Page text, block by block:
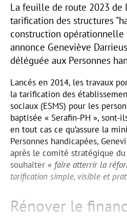
La feuille de route 2023 de
tarification des structures
construction opérationnelle
annonce Geneviève
déléguée aux Personnes
Lancés en 2014, les travaux
la tarification des
sociaux (ESMS) pour les
baptisée « Serafin-PH », sont-
en tout cas ce qu’assure la
Personnes handicapées,
après le comité stratégique
souhaiter « faire atterrir la
tarification simple, visible et
Rénover le